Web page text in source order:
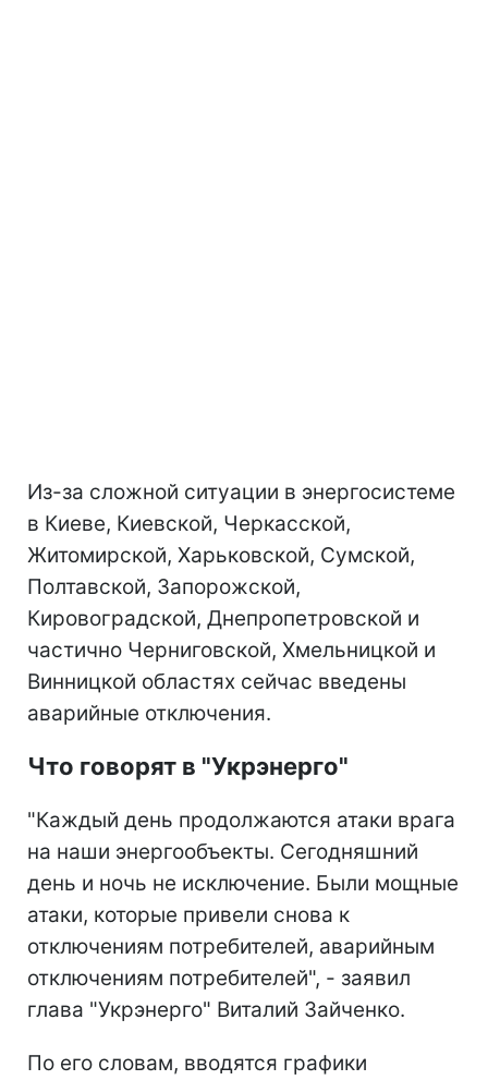
Из-за сложной ситуации в энергосистеме
в Киеве, Киевской, Черкасской,
Житомирской, Харьковской, Сумской,
Полтавской, Запорожской,
Кировоградской, Днепропетровской и
частично Черниговской, Хмельницкой и
Винницкой областях сейчас введены
аварийные отключения.
Что говорят в "Укрэнерго"
"Каждый день продолжаются атаки врага
на наши энергообъекты. Сегодняшний
день и ночь не исключение. Были мощные
атаки, которые привели снова к
отключениям потребителей, аварийным
отключениям потребителей", - заявил
глава "Укрэнерго" Виталий Зайченко.
По его словам, вводятся графики